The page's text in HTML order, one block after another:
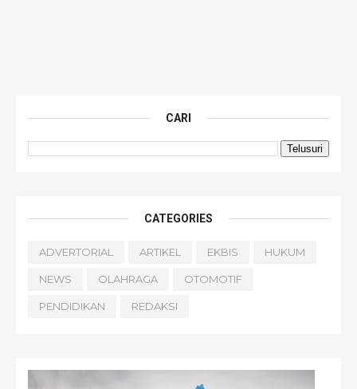
CARI
CATEGORIES
ADVERTORIAL ARTIKEL EKBIS HUKUM
NEWS OLAHRAGA OTOMOTIF
PENDIDIKAN REDAKSI